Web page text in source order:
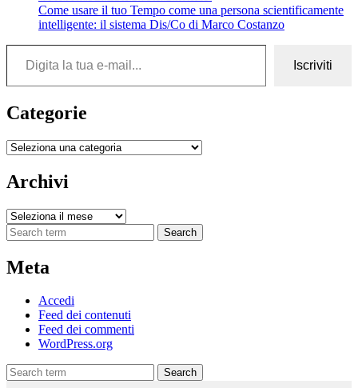
Come usare il tuo Tempo come una persona scientificamente
intelligente: il sistema Dis/Co di Marco Costanzo
Digita la tua e-mail...
Iscriviti
Categorie
Categorie
Archivi
Archivi
Search
Meta
Accedi
Feed dei contenuti
Feed dei commenti
WordPress.org
Search